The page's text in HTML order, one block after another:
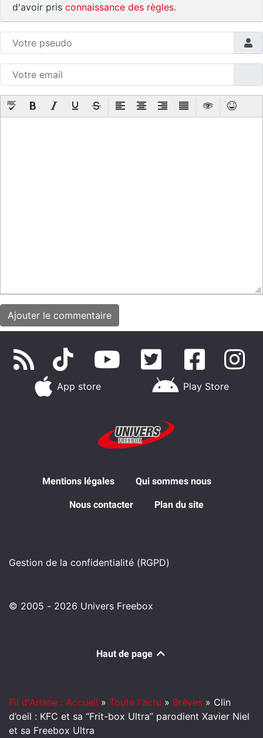
d'avoir pris connaissance des règles.
App store Play Store
Mentions légales Qui sommes nous
Nous contacter Plan du site
Gestion de la confidentialité (RGPD)
© 2005 - 2026 Univers Freebox
Haut de page
Fil d'Ariane : Accueil » Toute l'actu » Brèves » Clin
d’oeil : KFC et sa “Frit-box Ultra” parodient Xavier Niel
et sa Freebox Ultra